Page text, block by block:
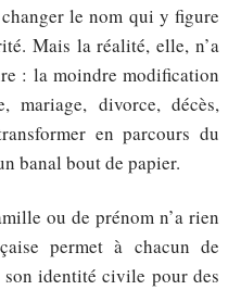
le nom qui y figure
Mais la réalité, elle, n’a
: la moindre modification
divorce, décès,
en parcours du
banal bout de papier.
ou de prénom n’a rien
permet à chacun de
identité civile pour des